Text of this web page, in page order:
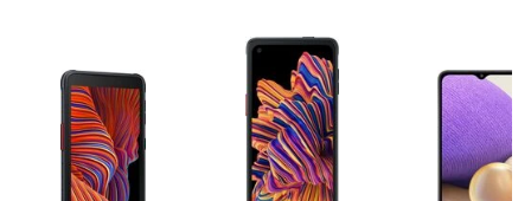
Stabiles Design
Helles 5,3-Zoll-LCD-Display
Hervorragende Kamera